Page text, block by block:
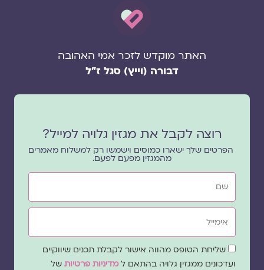
האתר מוקדש לזכר אמי האהובה
דבורה (וייץ) סגל ז"ל
רוצה לקבל את מגזין גלויה למייל?
הפרטים שלך ישארו כמוסים וישמשו רק למשלוח מאמרים
מהמגזין מפעם לפעם.
שם
אימייל
שדה
הסכמה
שליחת הטופס מהווה אישור לקבלת תכנים שיווקיים
ועדכונים ממגזין גלויה בהתאם ל מדיניות פרטיותשל